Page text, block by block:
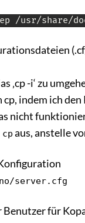
/usr/share/
‚cp -i‘ zu
indem ich den
nicht
aus, anstelle
server.cfg
für